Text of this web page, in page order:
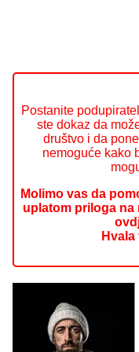
Postanite
ste dokaz da
društvo i da
nemoguće kako
Molimo vas da
uplatom priloga na
Hvala